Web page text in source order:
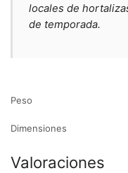
locales de
de temporada.
Peso
Dimensiones
Valoraciones